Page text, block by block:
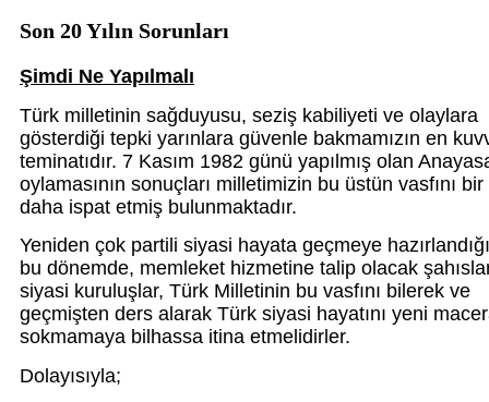
Son 20 Yılın Sorunları
Şimdi Ne Yapılmalı
Türk milletinin sağduyusu, seziş kabiliyeti ve olaylara
gösterdiği tepki yarınlara güvenle bakmamızın en
teminatıdır. 7 Kasım 1982 günü yapılmış olan
oylamasının sonuçları milletimizin bu üstün vasfını
daha ispat etmiş bulunmaktadır.
Yeniden çok partili siyasi hayata geçmeye
bu dönemde, memleket hizmetine talip olacak
siyasi kuruluşlar, Türk Milletinin bu vasfını bilerek ve
geçmişten ders alarak Türk siyasi hayatını yeni
sokmamaya bilhassa itina etmelidirler.
Dolayısıyla;